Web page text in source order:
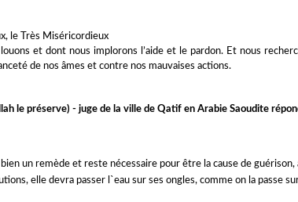
le Très Miséricordieux
et dont nous implorons l’aide et le pardon. Et nous
de nos âmes et contre nos mauvaises actions.
le préserve) - juge de la ville de Qatif en Arabie Saoudite
un remède et reste nécessaire pour être la cause de guérison,
elle devra passer l`eau sur ses ongles, comme on la passe